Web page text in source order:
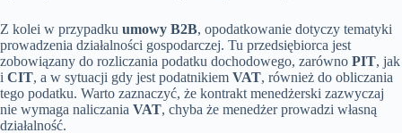
Z kolei w przypadku umowy B2B, opodatkowanie dotyczy tematyki
prowadzenia działalności gospodarczej. Tu przedsiębiorca jest
zobowiązany do rozliczania podatku dochodowego, zarówno PIT, jak
i CIT, a w sytuacji gdy jest podatnikiem VAT, również do obliczania
tego podatku. Warto zaznaczyć, że kontrakt menedżerski zazwyczaj
nie wymaga naliczania VAT, chyba że menedżer prowadzi własną
działalność.